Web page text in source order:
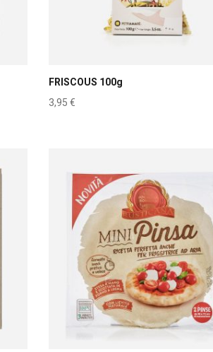
FRISCOUS 100g
3,95 €